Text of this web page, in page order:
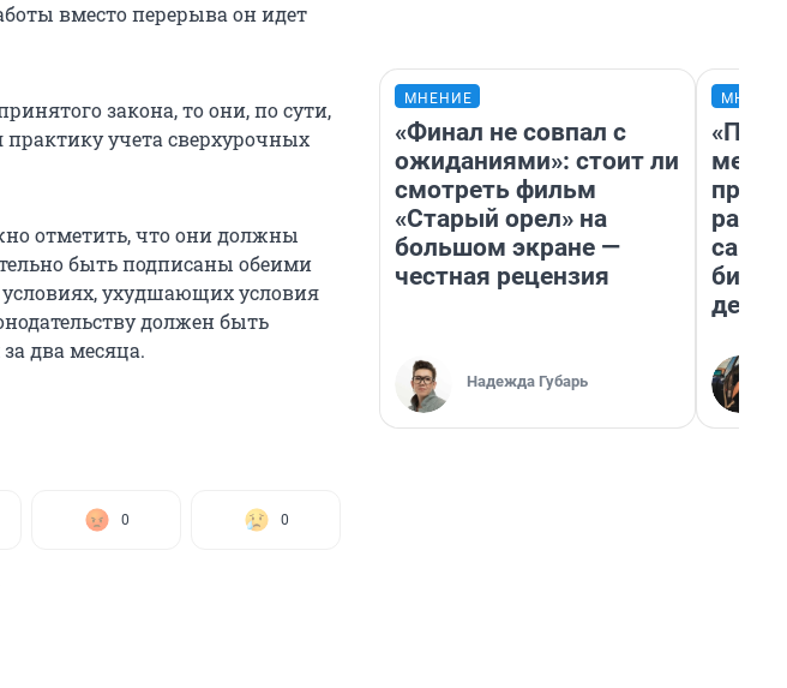
вместо перерыва он идет
закона, то они, по сути,
учета сверхурочных
отметить, что они должны
быть подписаны обеими
ухудшающих условия
должен быть
два месяца.
0 0
МНЕНИЕ
«Финал не совпал с
ожиданиями»: стоит ли
смотреть фильм
«Старый орел» на
большом экране —
честная рецензия
Надежда Губарь